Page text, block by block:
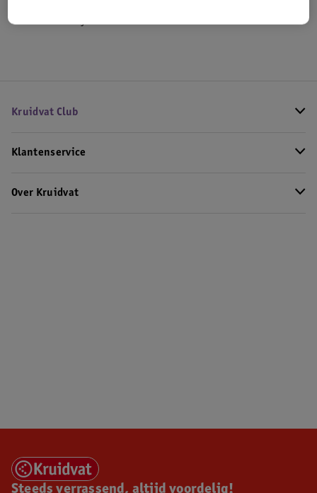
Hoe controleren wij de reviews?
Kruidvat Club
Klantenservice
Over Kruidvat
Steeds verrassend, altijd voordelig!